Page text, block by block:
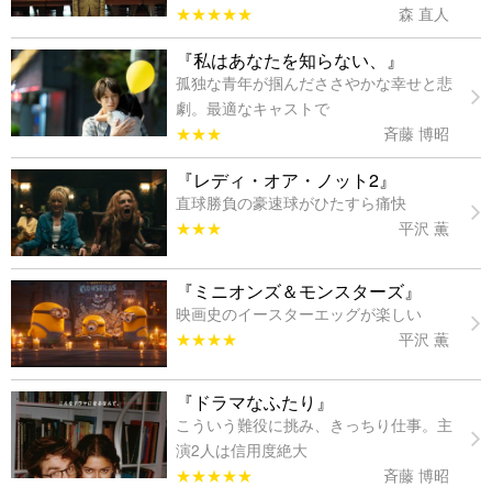
★★★★★
森 直人
『私はあなたを知らない、』
孤独な青年が掴んだささやかな幸せと悲
劇。最適なキャストで
★★★
斉藤 博昭
『レディ・オア・ノット2』
直球勝負の豪速球がひたすら痛快
★★★
平沢 薫
『ミニオンズ＆モンスターズ』
映画史のイースターエッグが楽しい
★★★★
平沢 薫
『ドラマなふたり』
こういう難役に挑み、きっちり仕事。主
演2人は信用度絶大
★★★★★
斉藤 博昭